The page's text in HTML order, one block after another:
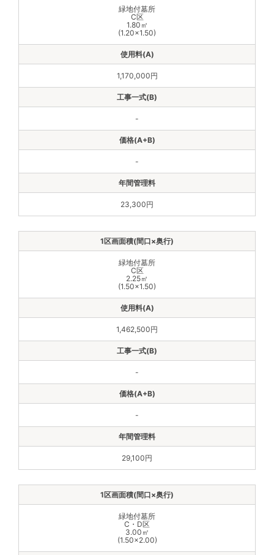
緑地付墓所
C区
1.80㎡
(1.20×1.50)
1,170,000円
-
-
23,300円
緑地付墓所
C区
2.25㎡
(1.50×1.50)
1,462,500円
-
-
29,100円
緑地付墓所
C・D区
3.00㎡
(1.50×2.00)